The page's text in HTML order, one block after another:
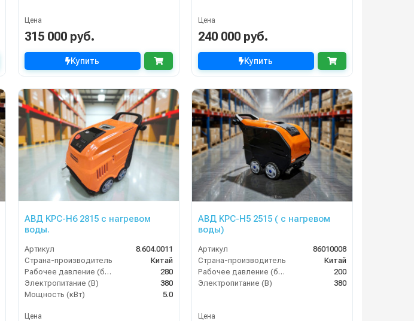
Цена
315 000 руб.
Купить
Цена
240 000 руб.
Купить
АВД KPC-H6 2815 с нагревом
воды.
Артикул
8.604.0011
Страна-производитель
Китай
Рабочее давление (бар)
280
Электропитание (В)
380
Мощность (кВт)
5.0
Цена
АВД KPC-H5 2515 ( с нагревом
воды)
Артикул
86010008
Страна-производитель
Китай
Рабочее давление (бар)
200
Электропитание (В)
380
Цена